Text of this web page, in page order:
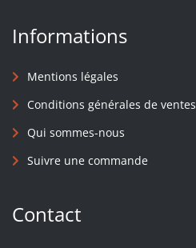
Informations
Mentions légales
Conditions générales de ventes
Qui sommes-nous
Suivre une commande
Contact